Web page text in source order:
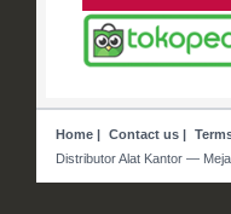
Home| Contact us|
Distributor Alat Kantor —